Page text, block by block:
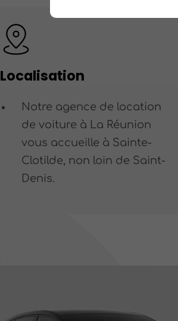
Localisation
Notre agence de location
de voiture à La Réunion
vous accueille à Sainte-
Clotilde, non loin de Saint-
Denis.